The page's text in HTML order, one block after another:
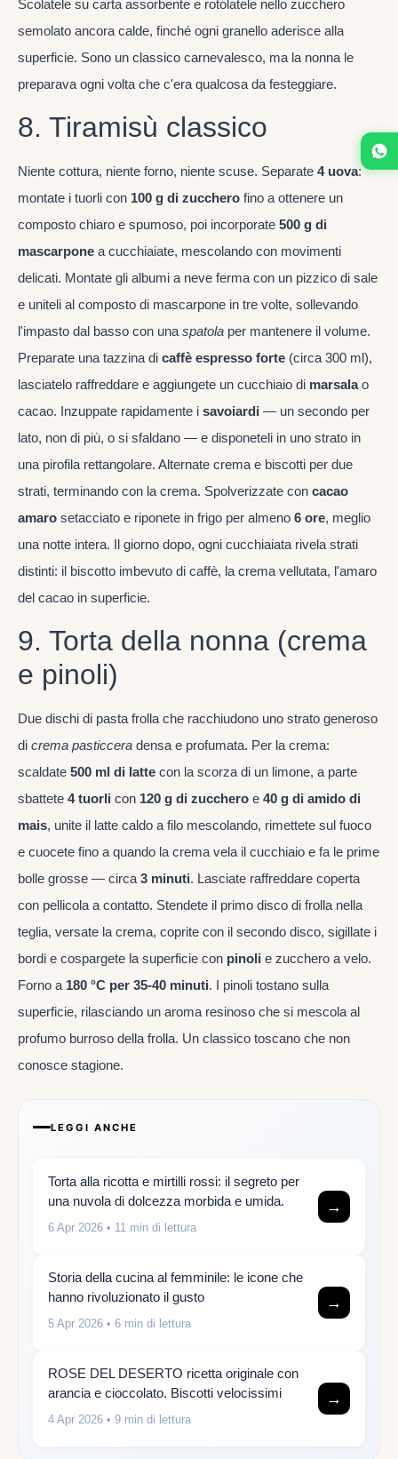
Scolatele su carta assorbente e rotolatele nello zucchero
semolato ancora calde, finché ogni granello aderisce alla
superficie. Sono un classico carnevalesco, ma la nonna le
preparava ogni volta che c'era qualcosa da festeggiare.
8. Tiramisù classico
Niente cottura, niente forno, niente scuse. Separate 4 uova:
montate i tuorli con 100 g di zucchero fino a ottenere un
composto chiaro e spumoso, poi incorporate 500 g di
mascarpone a cucchiaiate, mescolando con movimenti
delicati. Montate gli albumi a neve ferma con un pizzico di sale
e uniteli al composto di mascarpone in tre volte, sollevando
l'impasto dal basso con una spatola per mantenere il volume.
Preparate una tazzina di caffè espresso forte (circa 300 ml),
lasciatelo raffreddare e aggiungete un cucchiaio di marsalao
cacao. Inzuppate rapidamente i savoiardi — un secondo per
lato, non di più, o si sfaldano — e disponeteli in uno strato in
una pirofila rettangolare. Alternate crema e biscotti per due
strati, terminando con la crema. Spolverizzate con cacao
amaro setacciato e riponete in frigo per almeno 6 ore, meglio
una notte intera. Il giorno dopo, ogni cucchiaiata rivela strati
distinti: il biscotto imbevuto di caffè, la crema vellutata, l'amaro
del cacao in superficie.
9. Torta della nonna (crema
e pinoli)
Due dischi di pasta frolla che racchiudono uno strato generoso
di crema pasticcera densa e profumata. Per la crema:
scaldate 500 ml di latte con la scorza di un limone, a parte
sbattete 4 tuorli con 120 g di zucchero e 40 g di amido di
mais, unite il latte caldo a filo mescolando, rimettete sul fuoco
e cuocete fino a quando la crema vela il cucchiaio e fa le prime
bolle grosse — circa3 minuti. Lasciate raffreddare coperta
con pellicola a contatto. Stendete il primo disco di frolla nella
teglia, versate la crema, coprite con il secondo disco, sigillate i
bordi e cospargete la superficie con pinoli e zucchero a velo.
Forno a 180 °C per 35-40 minuti. I pinoli tostano sulla
superficie, rilasciando un aroma resinoso che si mescola al
profumo burroso della frolla. Un classico toscano che non
conosce stagione.
LEGGI ANCHE
Torta alla ricotta e mirtilli rossi: il segreto per
una nuvola di dolcezza morbida e umida.
6 Apr 2026 • 11 min di lettura
→
Storia della cucina al femminile: le icone che
hanno rivoluzionato il gusto
5 Apr 2026 • 6 min di lettura
→
ROSE DEL DESERTO ricetta originale con
arancia e cioccolato. Biscotti velocissimi
4 Apr 2026 • 9 min di lettura
→